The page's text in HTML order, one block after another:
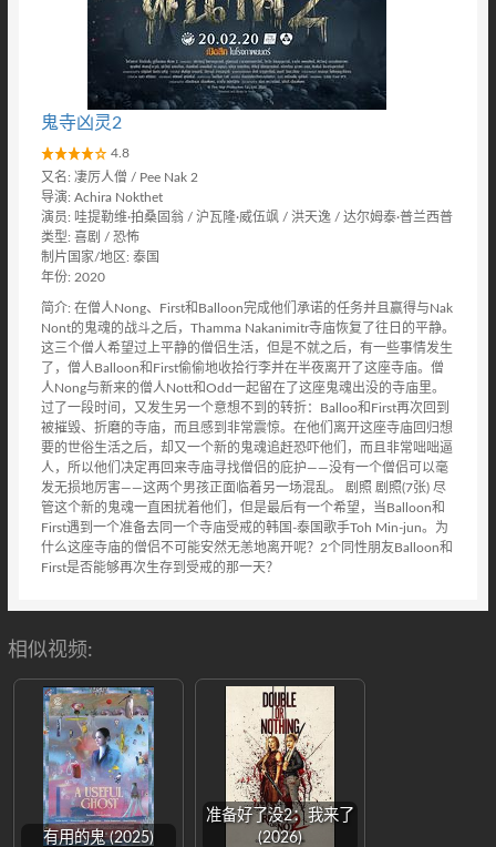
鬼寺凶灵2
4.8
又名: 凄厉人僧 / Pee Nak 2
导演: Achira Nokthet
演员: 哇提勒维·拍桑固翁 / 沪瓦隆·威伍飒 / 洪天逸 / 达尔姆泰·普兰西普
类型: 喜剧 / 恐怖
制片国家/地区: 泰国
年份: 2020
简介: 在僧人Nong、First和Balloon完成他们承诺的任务并且赢得与Nak
Nont的鬼魂的战斗之后，Thamma Nakanimitr寺庙恢复了往日的平静。
这三个僧人希望过上平静的僧侣生活，但是不就之后，有一些事情发生
了，僧人Balloon和First偷偷地收拾行李并在半夜离开了这座寺庙。僧
人Nong与新来的僧人Nott和Odd一起留在了这座鬼魂出没的寺庙里。
过了一段时间，又发生另一个意想不到的转折：Balloo和First再次回到
被摧毁、折磨的寺庙，而且感到非常震惊。在他们离开这座寺庙回归想
要的世俗生活之后，却又一个新的鬼魂追赶恐吓他们，而且非常咄咄逼
人，所以他们决定再回来寺庙寻找僧侣的庇护——没有一个僧侣可以毫
发无损地厉害——这两个男孩正面临着另一场混乱。 剧照 剧照(7张) 尽
管这个新的鬼魂一直困扰着他们，但是最后有一个希望，当Balloon和
First遇到一个准备去同一个寺庙受戒的韩国-泰国歌手Toh Min-jun。为
什么这座寺庙的僧侣不可能安然无恙地离开呢？2个同性朋友Balloon和
First是否能够再次生存到受戒的那一天？
相似视频:
有用的鬼 (2025)
准备好了没2：我来了
(2026)